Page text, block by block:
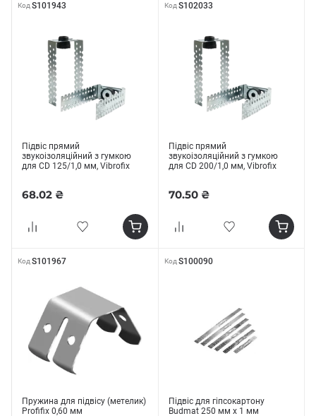
КодS101943
Підвіс прямий
звукоізоляційний з гумкою
для CD 125/1,0 мм, Vibrofix
68.02 ₴
Код S102033
Підвіс прямий
звукоізоляційний з гумкою
для CD 200/1,0 мм, Vibrofix
70.50 ₴
Код S101967
Пружина для підвісу (метелик)
Profifix 0,60 мм
Код S100090
Підвіс для гіпсокартону
Budmat 250 мм х 1 мм